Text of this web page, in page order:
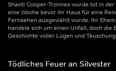
Shanti Cooper-Tronnes wurde tot in
eine Woche bevor ihr Haus für eine
Fernsehen ausgewählt wurde. Ihr
handele sich um einen Unfall, doch die
Geschichte voller Lügen und
Tödliches Feuer an Silvester